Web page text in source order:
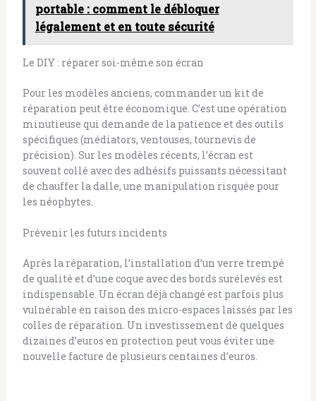
portable : comment le débloquer
légalement et en toute sécurité
Le DIY : réparer soi-même son écran
Pour les modèles anciens, commander un kit de
réparation peut être économique. C’est une opération
minutieuse qui demande de la patience et des outils
spécifiques (médiators, ventouses, tournevis de
précision). Sur les modèles récents, l’écran est
souvent collé avec des adhésifs puissants nécessitant
de chauffer la dalle, une manipulation risquée pour
les néophytes.
Prévenir les futurs incidents
Après la réparation, l’installation d’un verre trempé
de qualité et d’une coque avec des bords surélevés est
indispensable. Un écran déjà changé est parfois plus
vulnérable en raison des micro-espaces laissés par les
colles de réparation. Un investissement de quelques
dizaines d’euros en protection peut vous éviter une
nouvelle facture de plusieurs centaines d’euros.